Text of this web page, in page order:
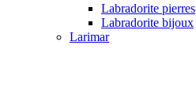
Labradorite pierres
Labradorite bijoux
Larimar